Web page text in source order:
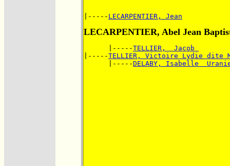
|----- LECARPENTIER, Jean
LECARPENTIER, Abel Jean
      |-----
TELLIER,  Jacob
|-----TELLIER, Victoire Lydie dite
      |-----
DELABY, Isabelle